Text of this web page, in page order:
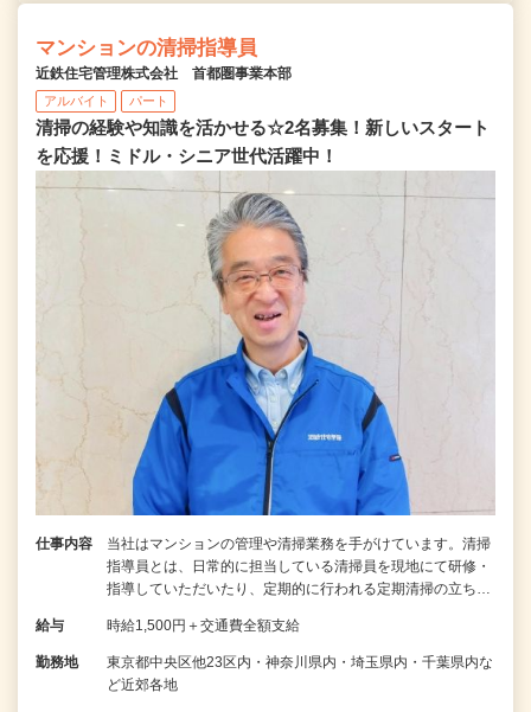
マンションの清掃指導員
近鉄住宅管理株式会社 首都圏事業本部
アルバイト パート
清掃の経験や知識を活かせる☆2名募集！新しいスタート
を応援！ミドル・シニア世代活躍中！
仕事内容
当社はマンションの管理や清掃業務を手がけています。清掃
指導員とは、日常的に担当している清掃員を現地にて研修・
指導していただいたり、定期的に行われる定期清掃の立ち…
給与 時給1,500円＋交通費全額支給
勤務地
東京都中央区他23区内・神奈川県内・埼玉県内・千葉県内な
ど近郊各地